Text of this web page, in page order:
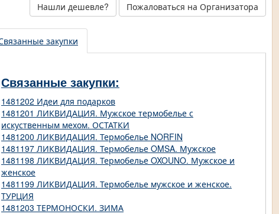
Нашли дешевле? Пожаловаться на Организатора
закупки
Связанные закупки:
1481202 Идеи для подарков
1481201 ЛИКВИДАЦИЯ. Мужское термобелье с
искуственным мехом. ОСТАТКИ
1481200 ЛИКВИДАЦИЯ. Термобелье NORFIN
1481197 ЛИКВИДАЦИЯ. Термобелье OMSA. Мужское
1481198 ЛИКВИДАЦИЯ. Термобелье OXOUNO. Мужское и
женское
1481199 ЛИКВИДАЦИЯ. Термобелье мужское и женское.
ТУРЦИЯ
1481203 ТЕРМОНОСКИ. ЗИМА